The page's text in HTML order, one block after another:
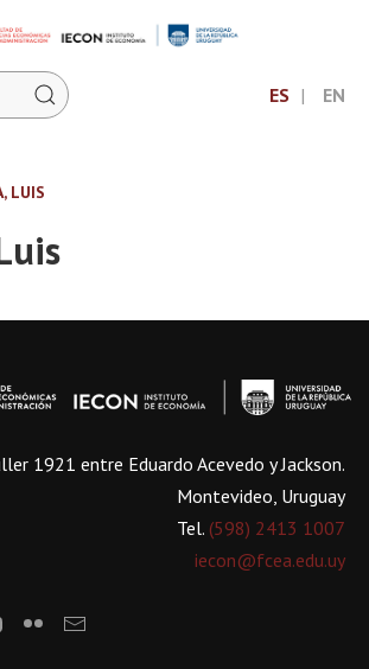
ES EN
LUIS
1921 entre Eduardo Acevedo y Jackson.
Montevideo, Uruguay
Tel. (598) 2413 1007
iecon@fcea.edu.uy